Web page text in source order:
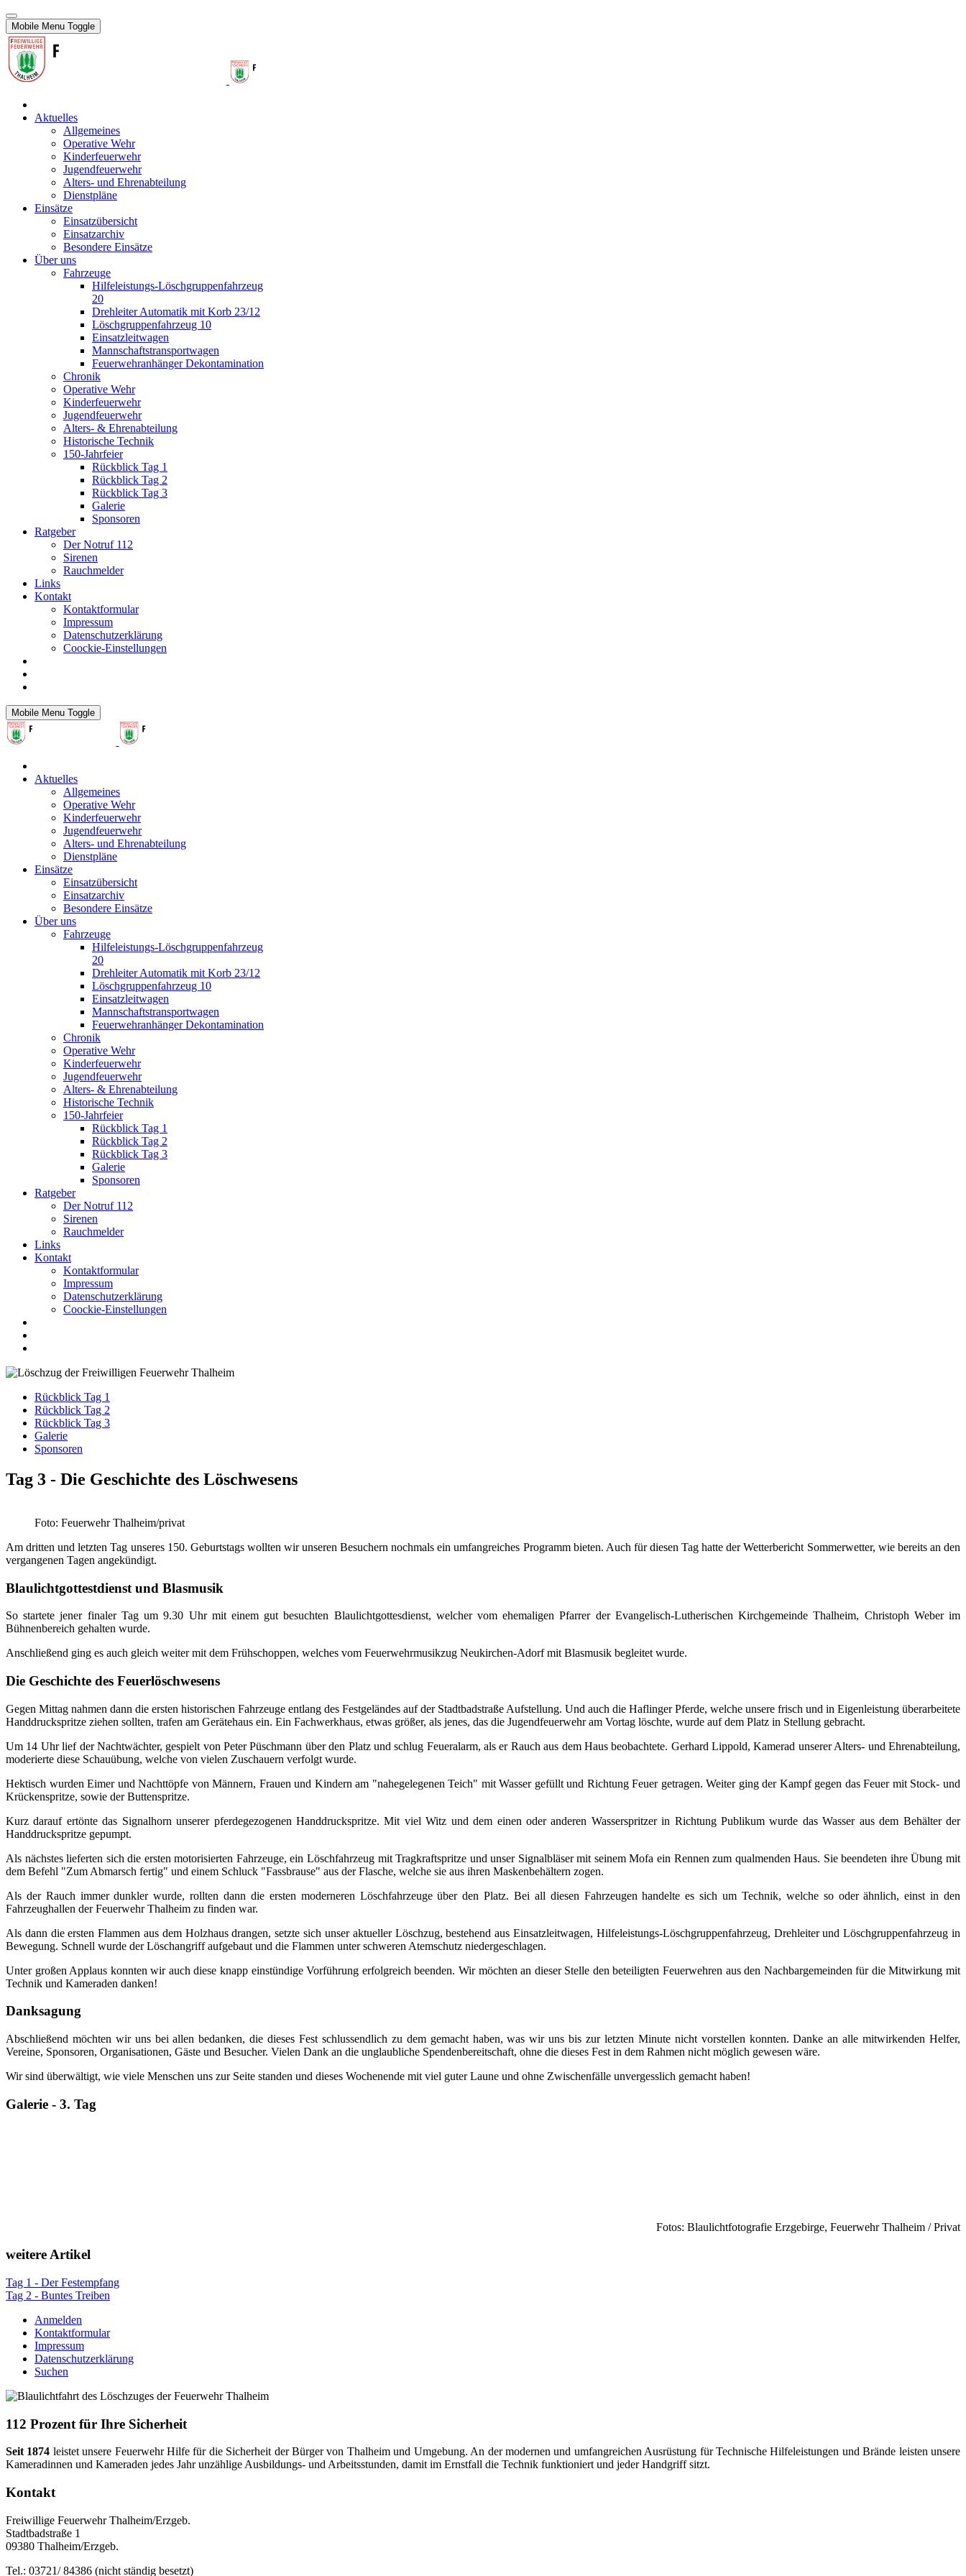
Mobile Menu Toggle
Aktuelles
Allgemeines
Operative Wehr
Kinderfeuerwehr
Jugendfeuerwehr
Alters- und Ehrenabteilung
Dienstpläne
Einsätze
Einsatzübersicht
Einsatzarchiv
Besondere Einsätze
Über uns
Fahrzeuge
Hilfeleistungs-Löschgruppenfahrzeug
20
Drehleiter Automatik mit Korb 23/12
Löschgruppenfahrzeug 10
Einsatzleitwagen
Mannschaftstransportwagen
Feuerwehranhänger Dekontamination
Chronik
Operative Wehr
Kinderfeuerwehr
Jugendfeuerwehr
Alters- & Ehrenabteilung
Historische Technik
150-Jahrfeier
Rückblick Tag 1
Rückblick Tag 2
Rückblick Tag 3
Galerie
Sponsoren
Ratgeber
Der Notruf 112
Sirenen
Rauchmelder
Links
Kontakt
Kontaktformular
Impressum
Datenschutzerklärung
Coockie-Einstellungen
Mobile Menu Toggle
Aktuelles
Allgemeines
Operative Wehr
Kinderfeuerwehr
Jugendfeuerwehr
Alters- und Ehrenabteilung
Dienstpläne
Einsätze
Einsatzübersicht
Einsatzarchiv
Besondere Einsätze
Über uns
Fahrzeuge
Hilfeleistungs-Löschgruppenfahrzeug
20
Drehleiter Automatik mit Korb 23/12
Löschgruppenfahrzeug 10
Einsatzleitwagen
Mannschaftstransportwagen
Feuerwehranhänger Dekontamination
Chronik
Operative Wehr
Kinderfeuerwehr
Jugendfeuerwehr
Alters- & Ehrenabteilung
Historische Technik
150-Jahrfeier
Rückblick Tag 1
Rückblick Tag 2
Rückblick Tag 3
Galerie
Sponsoren
Ratgeber
Der Notruf 112
Sirenen
Rauchmelder
Links
Kontakt
Kontaktformular
Impressum
Datenschutzerklärung
Coockie-Einstellungen
Rückblick Tag 1
Rückblick Tag 2
Rückblick Tag 3
Galerie
Sponsoren
Tag 3 - Die Geschichte des Löschwesens
Foto: Feuerwehr Thalheim/privat
Am dritten und letzten Tag unseres 150. Geburtstags wollten wir unseren Besuchern nochmals ein umfangreiches Programm bieten. Auch für diesen Tag hatte der Wetterbericht Sommerwetter, wie bereits an den
vergangenen Tagen angekündigt.
Blaulichtgottestdienst und Blasmusik
So startete jener finaler Tag um 9.30 Uhr mit einem gut besuchten Blaulichtgottesdienst, welcher vom ehemaligen Pfarrer der Evangelisch-Lutherischen Kirchgemeinde Thalheim, Christoph Weber im
Bühnenbereich gehalten wurde.
Anschließend ging es auch gleich weiter mit dem Frühschoppen, welches vom Feuerwehrmusikzug Neukirchen-Adorf mit Blasmusik begleitet wurde.
Die Geschichte des Feuerlöschwesens
Gegen Mittag nahmen dann die ersten historischen Fahrzeuge entlang des Festgeländes auf der Stadtbadstraße Aufstellung. Und auch die Haflinger Pferde, welche unsere frisch und in Eigenleistung überarbeitete
Handdruckspritze ziehen sollten, trafen am Gerätehaus ein. Ein Fachwerkhaus, etwas größer, als jenes, das die Jugendfeuerwehr am Vortag löschte, wurde auf dem Platz in Stellung gebracht.
Um 14 Uhr lief der Nachtwächter, gespielt von Peter Püschmann über den Platz und schlug Feueralarm, als er Rauch aus dem Haus beobachtete. Gerhard Lippold, Kamerad unserer Alters- und Ehrenabteilung,
moderierte diese Schauübung, welche von vielen Zuschauern verfolgt wurde.
Hektisch wurden Eimer und Nachttöpfe von Männern, Frauen und Kindern am "nahegelegenen Teich" mit Wasser gefüllt und Richtung Feuer getragen. Weiter ging der Kampf gegen das Feuer mit Stock- und
Krückenspritze, sowie der Buttenspritze.
Kurz darauf ertönte das Signalhorn unserer pferdegezogenen Handdruckspritze. Mit viel Witz und dem einen oder anderen Wasserspritzer in Richtung Publikum wurde das Wasser aus dem Behälter der
Handdruckspritze gepumpt.
Als nächstes lieferten sich die ersten motorisierten Fahrzeuge, ein Löschfahrzeug mit Tragkraftspritze und unser Signalbläser mit seinem Mofa ein Rennen zum qualmenden Haus. Sie beendeten ihre Übung mit
dem Befehl "Zum Abmarsch fertig" und einem Schluck "Fassbrause" aus der Flasche, welche sie aus ihren Maskenbehältern zogen.
Als der Rauch immer dunkler wurde, rollten dann die ersten moderneren Löschfahrzeuge über den Platz. Bei all diesen Fahrzeugen handelte es sich um Technik, welche so oder ähnlich, einst in den
Fahrzeughallen der Feuerwehr Thalheim zu finden war.
Als dann die ersten Flammen aus dem Holzhaus drangen, setzte sich unser aktueller Löschzug, bestehend aus Einsatzleitwagen, Hilfeleistungs-Löschgruppenfahrzeug, Drehleiter und Löschgruppenfahrzeug in
Bewegung. Schnell wurde der Löschangriff aufgebaut und die Flammen unter schweren Atemschutz niedergeschlagen.
Unter großen Applaus konnten wir auch diese knapp einstündige Vorführung erfolgreich beenden. Wir möchten an dieser Stelle den beteiligten Feuerwehren aus den Nachbargemeinden für die Mitwirkung mit
Technik und Kameraden danken!
Danksagung
Abschließend möchten wir uns bei allen bedanken, die dieses Fest schlussendlich zu dem gemacht haben, was wir uns bis zur letzten Minute nicht vorstellen konnten. Danke an alle mitwirkenden Helfer,
Vereine, Sponsoren, Organisationen, Gäste und Besucher. Vielen Dank an die unglaubliche Spendenbereitschaft, ohne die dieses Fest in dem Rahmen nicht möglich gewesen wäre.
Wir sind überwältigt, wie viele Menschen uns zur Seite standen und dieses Wochenende mit viel guter Laune und ohne Zwischenfälle unvergesslich gemacht haben!
Galerie - 3. Tag
Fotos: Blaulichtfotografie Erzgebirge, Feuerwehr Thalheim / Privat
weitere Artikel
Tag 1 - Der Festempfang
Tag 2 - Buntes Treiben
Anmelden
Kontaktformular
Impressum
Datenschutzerklärung
Suchen
112 Prozent für Ihre Sicherheit
Seit 1874 leistet unsere Feuerwehr Hilfe für die Sicherheit der Bürger von Thalheim und Umgebung. An der modernen und umfangreichen Ausrüstung für Technische Hilfeleistungen und Brände leisten unsere
Kameradinnen und Kameraden jedes Jahr unzählige Ausbildungs- und Arbeitsstunden, damit im Ernstfall die Technik funktioniert und jeder Handgriff sitzt.
Kontakt
Freiwillige Feuerwehr Thalheim/Erzgeb.
Stadtbadstraße 1
09380 Thalheim/Erzgeb.
Tel.: 03721/ 84386 (nicht ständig besetzt)